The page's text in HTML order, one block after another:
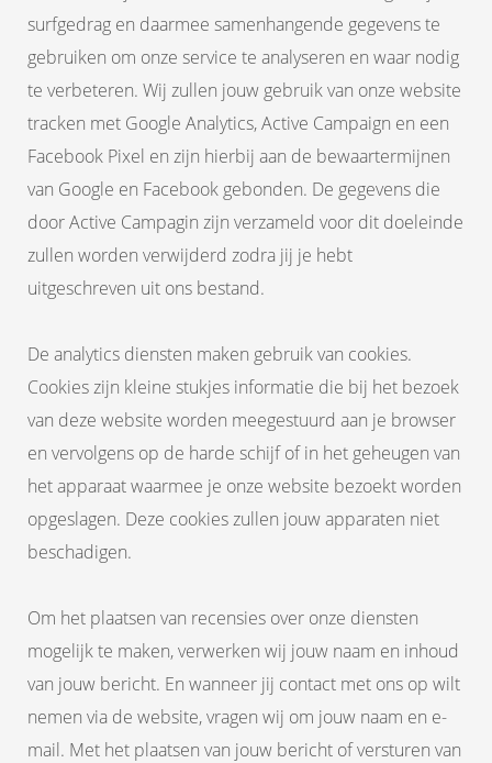
surfgedrag en daarmee samenhangende gegevens te
gebruiken om onze service te analyseren en waar nodig
te verbeteren. Wij zullen jouw gebruik van onze website
tracken met Google Analytics, Active Campaign en een
Facebook Pixel en zijn hierbij aan de bewaartermijnen
van Google en Facebook gebonden. De gegevens die
door Active Campagin zijn verzameld voor dit doeleinde
zullen worden verwijderd zodra jij je hebt
uitgeschreven uit ons bestand.
De analytics diensten maken gebruik van cookies.
Cookies zijn kleine stukjes informatie die bij het bezoek
van deze website worden meegestuurd aan je browser
en vervolgens op de harde schijf of in het geheugen van
het apparaat waarmee je onze website bezoekt worden
opgeslagen. Deze cookies zullen jouw apparaten niet
beschadigen.
Om het plaatsen van recensies over onze diensten
mogelijk te maken, verwerken wij jouw naam en inhoud
van jouw bericht. En wanneer jij contact met ons op wilt
nemen via de website, vragen wij om jouw naam en e-
mail. Met het plaatsen van jouw bericht of versturen van